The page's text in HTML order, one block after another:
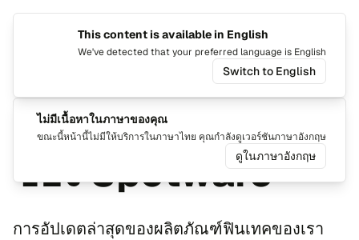
กา​ร​อัป​เด​ตล่า​สุด​
ของ Spotware
กา​ร​อัป​เด​ตล่า​สุด​ของ​ผลิต​ภัณฑ์​ฟิน​เทคของ​เรา
ไม่มี​เนื้อ​หา​ใน​ภา​ษา​ของ​คุณ
ขณะ​นี้​หน้า​นี้​ไม่มี​ให้บริ​การ​ใน​ภา​ษาไทย คุณกำ​ลัง​ดู​เวอร์​ชัน​ภา​ษา​อัง​กฤษ
ดู​ใน​ภา​ษา​อัง​กฤษ
This content is available in English
We've detected that your preferred language is English
Switch to English